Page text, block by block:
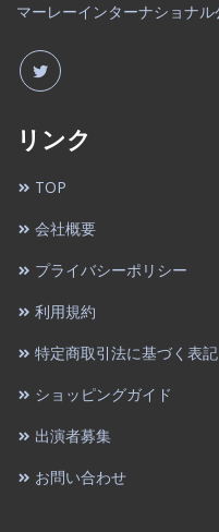
マーレーインターナショナ
リンク
TOP
会社概要
プライバシーポリシー
利用規約
特定商取引法に基づく表記
ショッピングガイド
出演者募集
お問い合わせ